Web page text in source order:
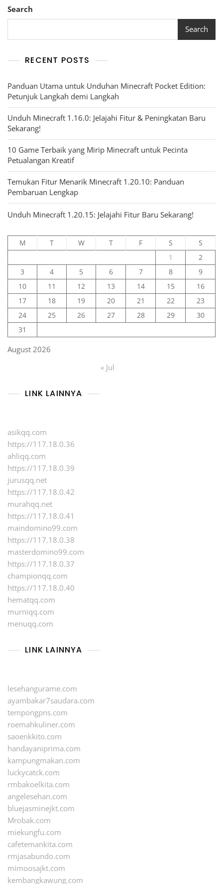
Search
Search
RECENT POSTS
Panduan Utama untuk Unduhan Minecraft Pocket Edition:
Petunjuk Langkah demi Langkah
Unduh Minecraft 1.16.0: Jelajahi Fitur & Peningkatan Baru
Sekarang!
10 Game Terbaik yang Mirip Minecraft untuk Pecinta
Petualangan Kreatif
Temukan Fitur Menarik Minecraft 1.20.10: Panduan
Pembaruan Lengkap
Unduh Minecraft 1.20.15: Jelajahi Fitur Baru Sekarang!
August 2026
M T W T F S
S
1
2
3
4 5 6 7 8
9
10
11 12 13 14 15
16
17
18 19 20 21 22
23
24
25 26 27 28 29
30
31
« Jul
LINK LAINNYA
asikqq.com
https://117.18.0.36
ahliqq.com
https://117.18.0.39
jurusqq.net
https://117.18.0.42
murahqq.net
https://117.18.0.41
maindomino99.com
https://117.18.0.38
masterdomino99.com
https://117.18.0.37
championqq.com
https://117.18.0.40
hematqq.com
murniqq.com
menuqq.com
LINK LAINNYA
lesehangurame.com
ayambakar7saudara.com
tempongpns.com
roemahkuliner.com
saoenkkito.com
handayaniprima.com
kampungmakan.com
luckycatck.com
rmbakoelkita.com
angelesehan.com
bluejasminejkt.com
Mrobak.com
miekungfu.com
cafetemankita.com
rmjasabundo.com
mimoosajkt.com
kembangkawung.com